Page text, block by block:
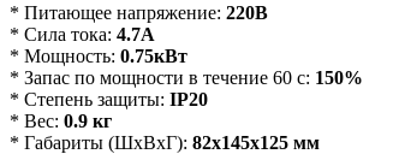
* Питающее напряжение: 220В
* Сила тока: 4.7А
* Мощность: 0.75кВт
* Запас по мощности в течение 60 с: 150%
* Степень защиты: IP20
* Вес: 0.9 кг
* Габариты (ШхВхГ): 82х145х125 мм